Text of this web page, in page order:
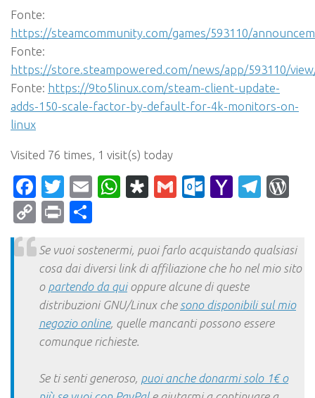
Fonte:
https://steamcommunity.com/games/593110/
Fonte:
https://store.steampowered.com/news/app/593110/
Fonte: https://9to5linux.com/steam-client-update-
adds-150-scale-factor-by-default-for-4k-monitors-on-
linux
Visited 76 times, 1 visit(s) today
Facebook
Twitter
EmailWhatsApp
Diaspora
Gmail Yahoo
CopyPrint
Se vuoi sostenermi, puoi farlo acquistando qualsiasi
cosa dai diversi link di affiliazione che ho nel mio sito
o partendo da quioppure alcune di queste
distribuzioni GNU/Linux che sono disponibili sul mio
negozio online, quelle mancanti possono essere
comunque richieste.
Se ti senti generoso, puoi anche donarmi solo 1€ o